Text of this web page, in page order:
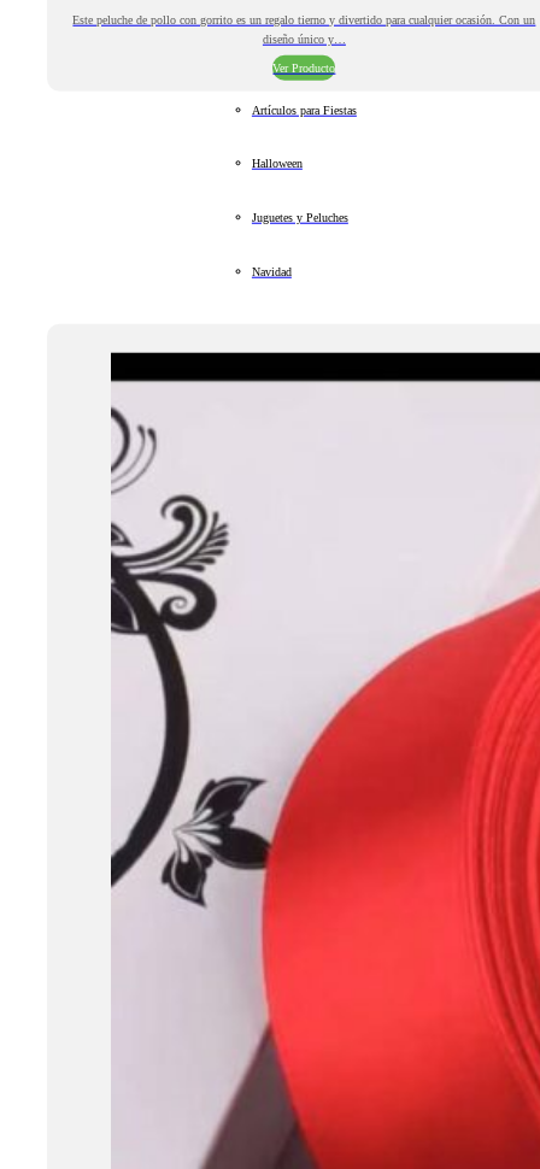
Este peluche de pollo con gorrito es un regalo tierno y divertido para cualquier ocasión. Con un
diseño único y…
Ver Producto
Artículos para Fiestas
Halloween
Juguetes y Peluches
Navidad